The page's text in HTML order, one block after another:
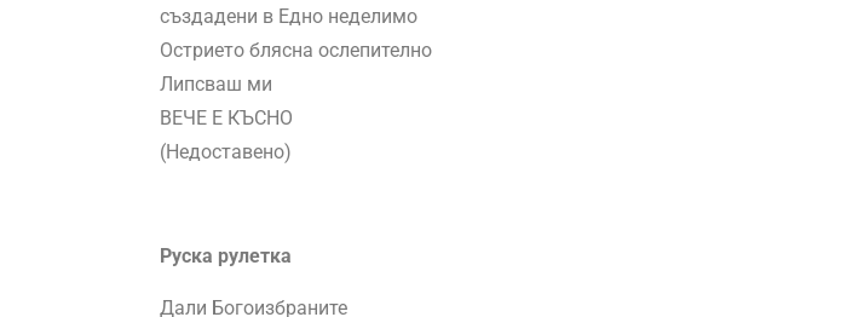
създадени в Едно неделимо
Острието блясна ослепително
Липсваш ми
ВЕЧЕ Е КЪСНО
(Недоставено)
Руска рулетка
Дали Богоизбраните